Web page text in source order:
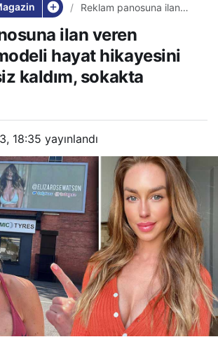
Reklam panosuna ilan
hayat hikayesini anlattı:
Evsiz kaldım, sokakta
uyudum!
ilan veren
hayat hikayesini
kaldım, sokakta
18:35 yayınlandı